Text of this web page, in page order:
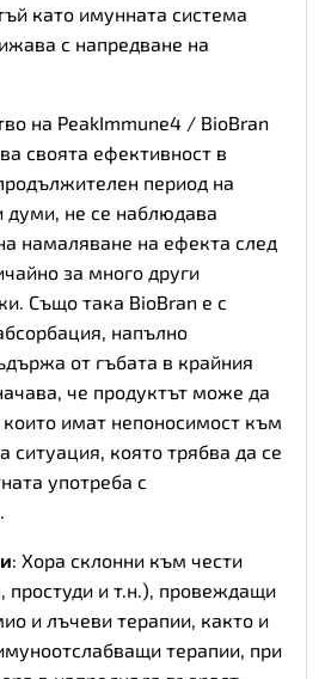
като имунната система
с напредване на
на PeakImmune4 / BioBran
своята ефективност в
период на
думи, не се наблюдава
намаляване на ефекта след
за много други
Също така BioBran е с
напълно
от гъбата в крайния
че продуктът може да
които имат непоносимост към
ситуация, която трябва да се
употреба с
: Хора склонни към чести
простуди и т.н.), провеждащи
и лъчеви терапии, както и
терапии, при